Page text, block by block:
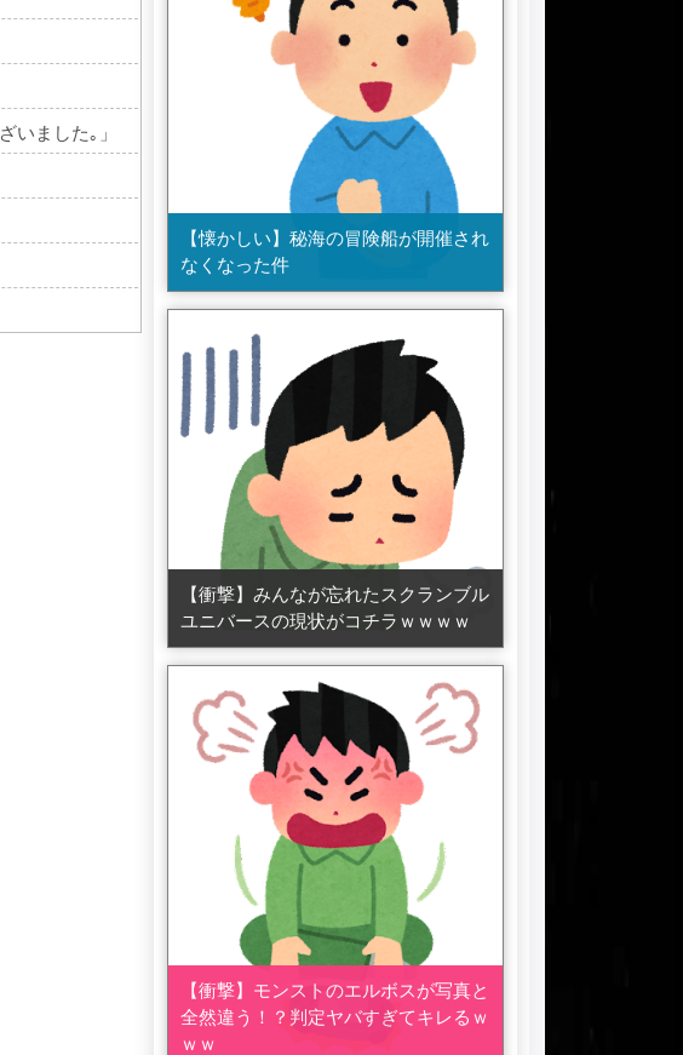
いました｡」
【懐かしい】秘海の冒険船が開催され
なくなった件
【衝撃】みんなが忘れたスクランブル
ユニバースの現状がコチラｗｗｗｗ
【衝撃】モンストのエルボスが写真と
全然違う！？判定ヤバすぎてキレるｗ
ｗｗ